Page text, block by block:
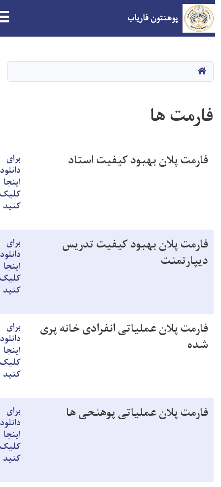
content
پوهنتون فاریاب
صفحه اصلی
فارمت ها
فارمت پلان بهبود کیفیت استاد برای
دانلود
اینجا
کلیک
کنید
فارمت پلان بهبود کیفیت تدریس
دیپارتمنت
برای
دانلود
اینجا
کلیک
کنید
فارمت پلان عملیاتی انفرادی خانه پری
شده
برای
دانلود
اینجا
کلیک
کنید
فارمت پلان عملیاتی پوهنحی ها برای
دانلود
اینجا
کلیک
کنید